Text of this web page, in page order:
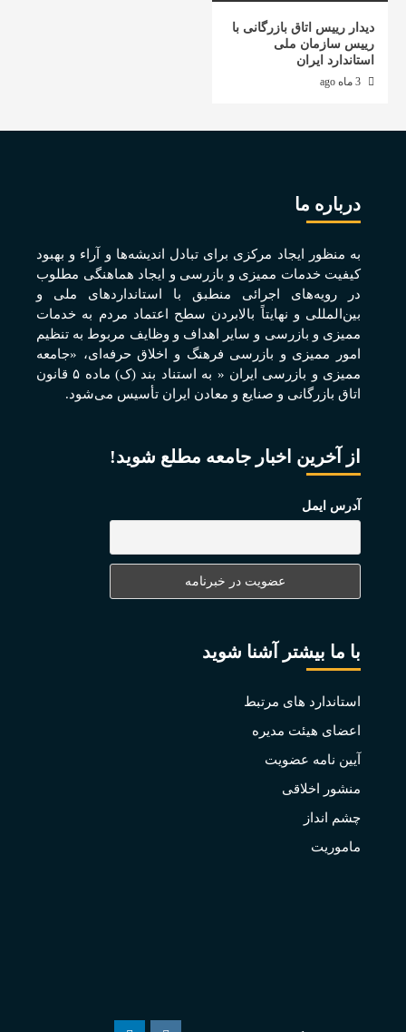
دیدار رییس اتاق بازرگانی با
رییس سازمان ملی
استاندارد ایران
درباره ما
به منظور ايجاد مرکزی برای تبادل انديشه‌ها و آراء و بهبود
کيفيت خدمات مميزی و بازرسی و ايجاد هماهنگی مطلوب
در رويه‌های اجرائی منطبق با استانداردهای ملی و
بين‌المللی و نهايتاً بالابردن سطح اعتماد مردم به خدمات
مميزی و بازرسی و ساير اهداف و وظايف مربوط به تنظيم
امور مميزی و بازرسی فرهنگ و اخلاق حرفه‌ای، «جامعه
مميزی و بازرسی ايران « به استناد بند (ک) ماده ۵ قانون
اتاق بازرگانی و صنايع و معادن ايران تأسيس می‌شود.
از آخرین اخبار جامعه مطلع شوید!
آدرس ایمل
با ما بیشتر آشنا شوید
استاندارد های مرتبط
اعضای هیئت مدیره
آیین نامه عضویت
منشور اخلاقی
چشم انداز
ماموریت